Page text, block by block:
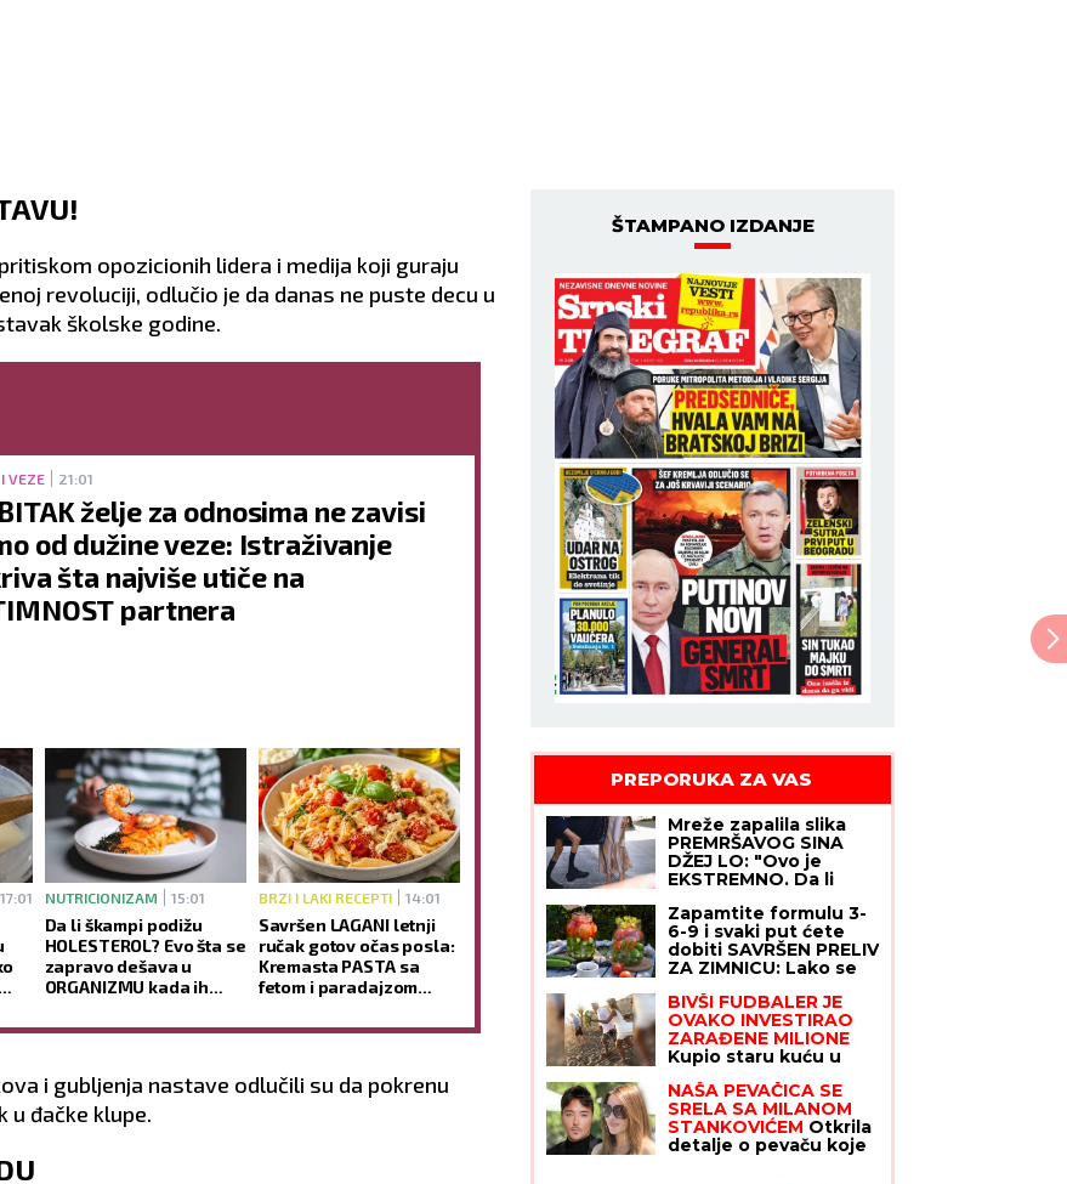
opozicionih lidera i medija koji guraju
revoluciji, odlučio je da danas ne puste decu u
školske godine.
VEZE 21:01
želje za odnosima ne zavisi
od dužine veze: Istraživanje
šta najviše utiče na
partnera
17:01 NUTRICIONIZAM 15:01
Da li škampi podižu
HOLESTEROL? Evo šta se
zapravo dešava u
ORGANIZMU kada ih
BRZI I LAKI RECEPTI 14:01
Savršen LAGANI letnji
ručak gotov očas posla:
Kremasta PASTA sa
fetom i paradajzom
i gubljenja nastave odlučili su da pokrenu
u đačke klupe.
ŠTAMPANO IZDANJE
PREPORUKA ZA VAS
Mreže zapalila slika
PREMRŠAVOG SINA
DŽEJ LO: "Ovo je
EKSTREMNO. Da li
- a evo kako
Maksimlijan zaista
izgleda uživo, na
paparaco fotkama
veštačke intelig
Zapamtite formulu 3-
6-9 i svaki put ćete
dobiti SAVRŠEN PRELIV
ZA ZIMNICU: Lako se
krastavci ostaju
hrskavi, a paradajz ne
puca
BIVŠI FUDBALER JE
OVAKO INVESTIRAO
ZARAĐENE MILIONE
Kupio staru kuću u
na Bojani, a evo šta je
pripalo bivšoj supruzi
posle razvoda
NAŠA PEVAČICA SE
SRELA SA MILANOM
STANKOVIĆEM Otkrila
detalje o pevaču koje